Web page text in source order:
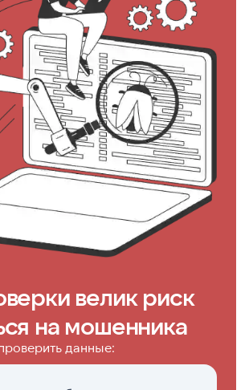
велик риск
на мошенника
данные: